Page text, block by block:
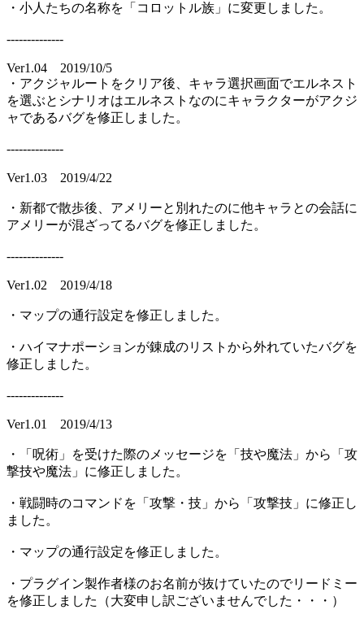
・小人たちの名称を「コロットル族」に変更しました。
--------------
Ver1.04 2019/10/5
・アクジャルートをクリア後、キャラ選択画面でエルネスト
を選ぶとシナリオはエルネストなのにキャラクターがアクジ
ャであるバグを修正しました。
--------------
Ver1.03 2019/4/22
・新都で散歩後、アメリーと別れたのに他キャラとの会話に
アメリーが混ざってるバグを修正しました。
--------------
Ver1.02 2019/4/18
・マップの通行設定を修正しました。
・ハイマナポーションが錬成のリストから外れていたバグを
修正しました。
--------------
Ver1.01 2019/4/13
・「呪術」を受けた際のメッセージを「技や魔法」から「攻
撃技や魔法」に修正しました。
・戦闘時のコマンドを「攻撃・技」から「攻撃技」に修正し
ました。
・マップの通行設定を修正しました。
・プラグイン製作者様のお名前が抜けていたのでリードミー
を修正しました（大変申し訳ございませんでした・・・）